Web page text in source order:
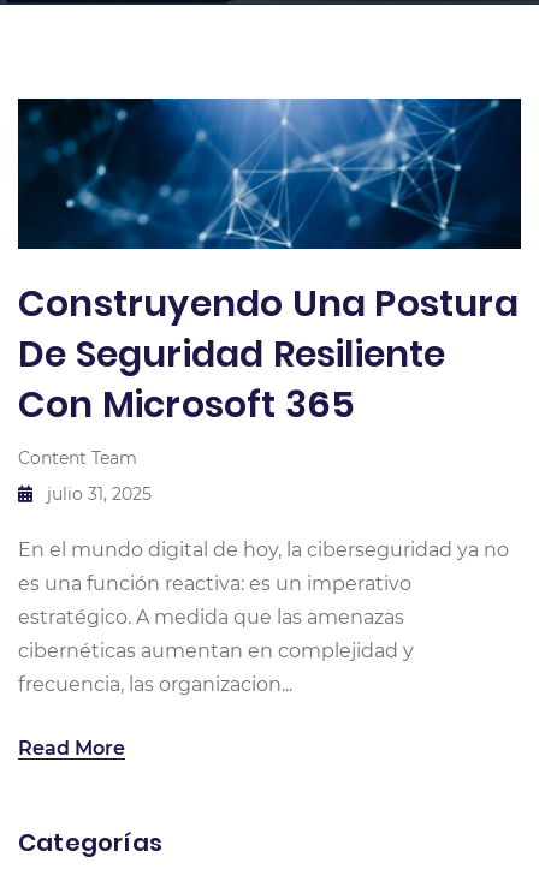
Construyendo Una Postura
De Seguridad Resiliente
Con Microsoft 365
Content Team
julio 31, 2025
En el mundo digital de hoy, la ciberseguridad ya no
es una función reactiva: es un imperativo
estratégico. A medida que las amenazas
cibernéticas aumentan en complejidad y
frecuencia, las organizacion...
Read More
Categorías